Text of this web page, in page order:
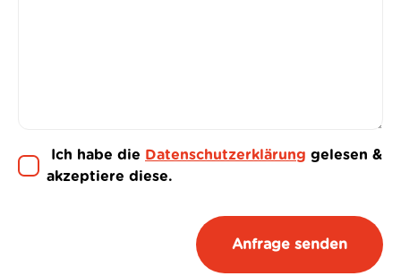
Ich habe die Datenschutzerklärung gelesen &
akzeptiere diese.